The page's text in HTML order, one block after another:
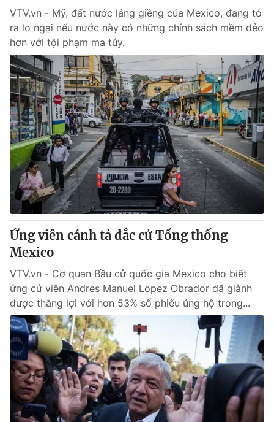
THỜI BÁO VTV
Theo dõi báo trên
Cơ quan chủ quản:Đài Truyền hình Việt Nam
Cơ quan báo chí: Thời báo VTV
Giấy phép hoạt động báo in và báo điện tử số 483/GP-BTTTT
cấp ngày 29/12/2023
Tổng Biên tập:Vũ Thanh Thủy
Phó Tổng Biên tập:
Nguyễn Thị Mỹ Hạnh, Phạm Quốc Thắng,
Nguyễn Trọng Ninh
Tổng đài VTV:024.38 355 931 - 024.38 355 932
Ðiện thoại Thời báo VTV:
toasoan@vtv.vn
Liên hệ quảng cáo:024-7300.7108
VTV.vn - Mỹ, đất nước láng giềng của Mexico, đang tỏ
ra lo ngại nếu nước này có những chính sách mềm dẻo
hơn với tội phạm ma túy.
Ứng viên cánh tả đắc cử Tổng thống
Mexico
VTV.vn - Cơ quan Bầu cử quốc gia Mexico cho biết
ứng cử viên Andres Manuel Lopez Obrador đã giành
được thắng lợi với hơn 53% số phiếu ủng hộ trong...